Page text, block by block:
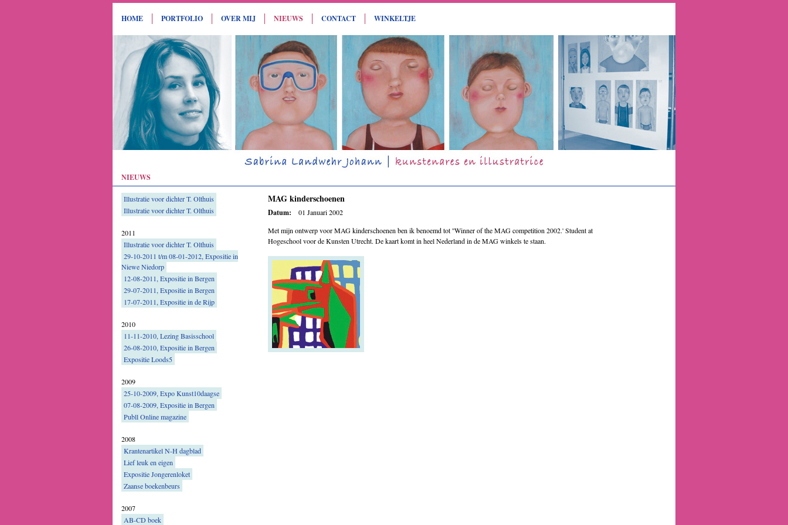
HOME PORTFOLIO OVER MIJ NIEUWS CONTACT WINKELTJE
NIEUWS
Illustratie voor dichter T. Olthuis
Illustratie voor dichter T. Olthuis
2011
Illustratie voor dichter T. Olthuis
29-10-2011 t/m 08-01-2012, Expositie in
Niewe Niedorp
12-08-2011, Expositie in Bergen
29-07-2011, Expositie in Bergen
17-07-2011, Expositie in de Rijp
2010
11-11-2010, Lezing Basisschool
26-08-2010, Expositie in Bergen
Expositie Loods5
2009
25-10-2009, Expo Kunst10daagse
07-08-2009, Expositie in Bergen
Publl Online magazine
2008
Krantenartikel N-H dagblad
Lief leuk en eigen
Expositie Jongerenloket
Zaanse boekenbeurs
2007
AB-CD boek
MAG kinderschoenen
Datum: 01 Januari 2002
Met mijn ontwerp voor MAG kinderschoenen ben ik benoemd tot ''Winner of the MAG competition 2002.' Student at
Hogeschool voor de Kunsten Utrecht. De kaart komt in heel Nederland in de MAG winkels te staan.